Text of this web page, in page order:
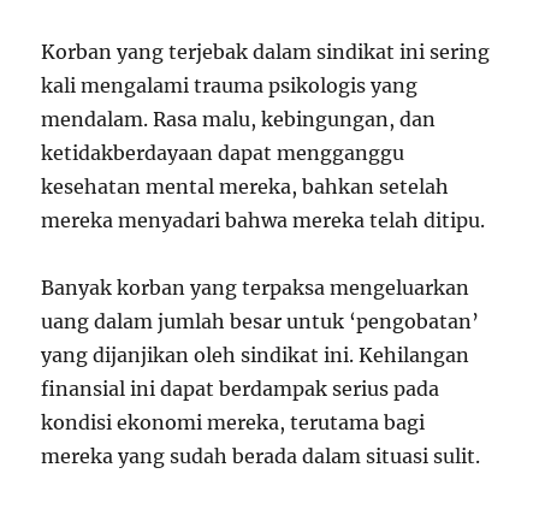
Korban yang terjebak dalam sindikat ini sering
kali mengalami trauma psikologis yang
mendalam. Rasa malu, kebingungan, dan
ketidakberdayaan dapat mengganggu
kesehatan mental mereka, bahkan setelah
mereka menyadari bahwa mereka telah ditipu.
Banyak korban yang terpaksa mengeluarkan
uang dalam jumlah besar untuk ‘pengobatan’
yang dijanjikan oleh sindikat ini. Kehilangan
finansial ini dapat berdampak serius pada
kondisi ekonomi mereka, terutama bagi
mereka yang sudah berada dalam situasi sulit.